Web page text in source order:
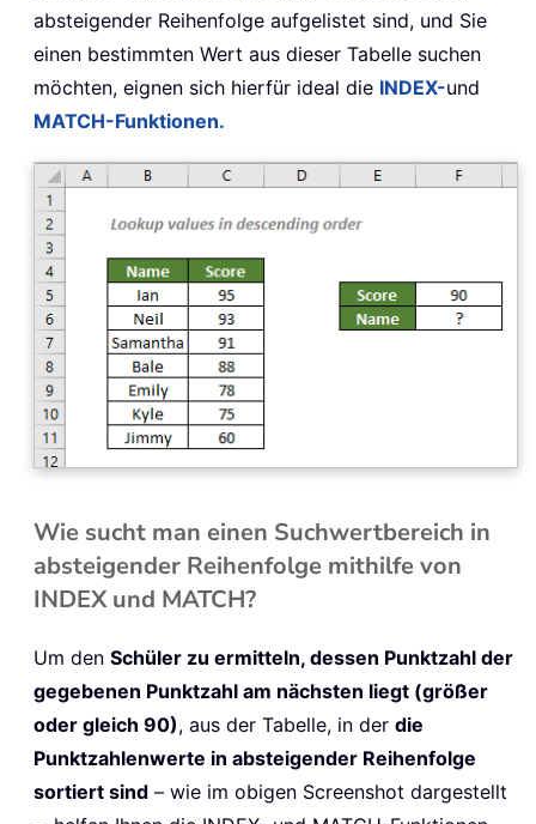
absteigender Reihenfolge aufgelistet sind, und Sie
einen bestimmten Wert aus dieser Tabelle suchen
möchten, eignen sich hierfür ideal die INDEX-und
MATCH-Funktionen.
Wie sucht man einen Suchwertbereich in
absteigender Reihenfolge mithilfe von
INDEX und MATCH?
Um den Schüler zu ermitteln, dessen Punktzahl der
gegebenen Punktzahl am nächsten liegt (größer
oder gleich 90), aus der Tabelle, in der die
Punktzahlenwerte in absteigender Reihenfolge
sortiert sind – wie im obigen Screenshot dargestellt